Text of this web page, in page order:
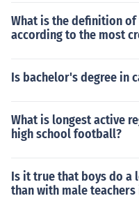
What is the definition
according to the most
Is bachelor's degree in
What is longest active
high school football?
Is it true that boys do a
than with male